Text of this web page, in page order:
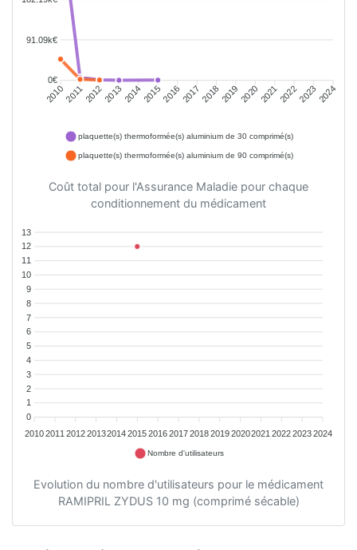
91.09k€
0€
201020112012201320142015201620172018201920202021202220232024
plaquette(s) thermoformée(s) aluminium de 30 comprimé(s)
plaquette(s) thermoformée(s) aluminium de 90 comprimé(s)
Coût total pour l'Assurance Maladie pour chaque
conditionnement du médicament
13
12
11
10
9
8
7
6
5
4
3
2
1
0
20102011 2012201320142015201620172018201920202021 202220232024
Nombre d'utilisateurs
Evolution du nombre d'utilisateurs pour le médicament
RAMIPRIL ZYDUS 10 mg (comprimé sécable)